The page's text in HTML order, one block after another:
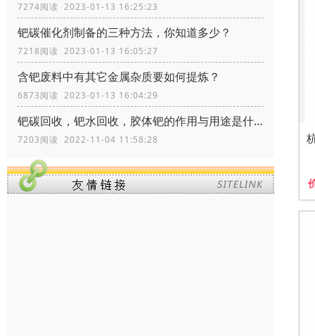
7274阅读 2023-01-13 16:25:23
钯碳催化剂制备的三种方法，你知道多少？
7218阅读 2023-01-13 16:05:27
含钯废料中有其它金属杂质要如何提炼？
6873阅读 2023-01-13 16:04:29
钯碳回收，钯水回收，胶体钯的作用与用途是什么
7203阅读 2022-11-04 11:58:28